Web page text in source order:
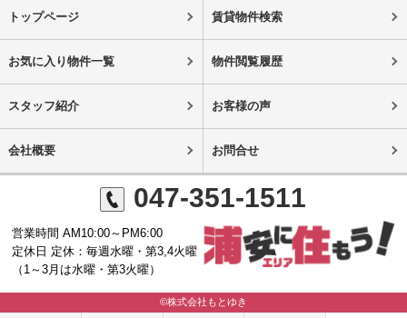
トップページ 賃貸物件検索
お気に入り物件一覧 物件閲覧履歴
スタッフ紹介 お客様の声
会社概要 お問合せ
047-351-1511
営業時間 AM10:00～PM6:00
定休日 定休：毎週水曜・第3,4火曜
（1～3月は水曜・第3火曜）
©株式会社もとゆき